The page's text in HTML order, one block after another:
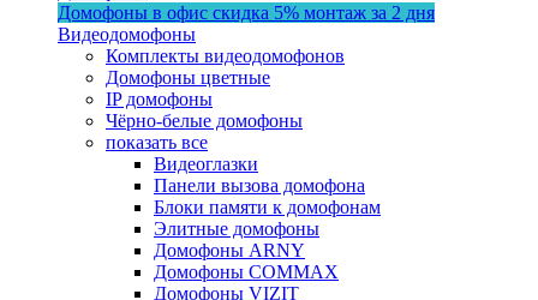
Домофоны в офис скидка 5% монтаж за 2 дня
Видеодомофоны
Комплекты видеодомофонов
Домофоны цветные
IP домофоны
Чёрно-белые домофоны
показать все
Видеоглазки
Панели вызова домофона
Блоки памяти к домофонам
Элитные домофоны
Домофоны ARNY
Домофоны COMMAX
Домофоны VIZIT